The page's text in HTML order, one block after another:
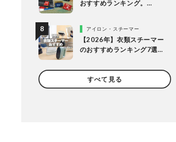
おすすめランキング。
アイロン・スチーマー
【2026年】衣類スチーマー
のおすすめランキング7選。
なのは？プロが徹底比較
すべて見る